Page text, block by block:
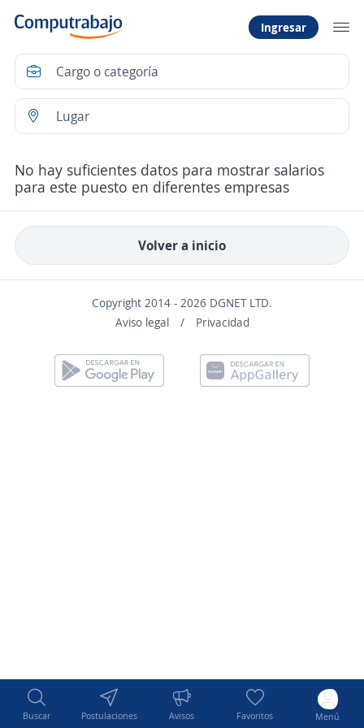
Ingresar
Buscar Postulaciones Avisos Favoritos Menú
No hay suficientes datos para mostrar salarios
para este puesto en diferentes empresas
Volver a inicio
Copyright 2014 - 2026 DGNET LTD.
Aviso legal
/ Privacidad